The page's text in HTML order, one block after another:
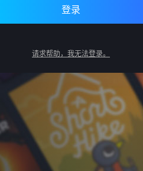
登录
请求帮助，我无法登录。